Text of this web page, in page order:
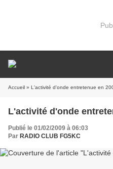
Accueil » L'activité d'onde entretenue en
L'activité d'onde
Publié le 01/02/2009 à 06:03
Par RADIO CLUB FG5KC